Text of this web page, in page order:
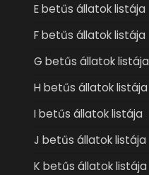
E betűs állatok listája
F betűs állatok listája
G betűs állatok listája
H betűs állatok listája
I betűs állatok listája
J betűs állatok listája
K betűs állatok listája